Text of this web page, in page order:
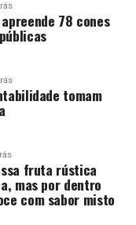
78 cones
tomam
fruta rústica
mas por dentro
com sabor misto